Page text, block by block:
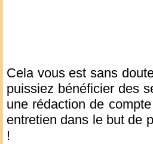
Cela vous est sans
puissiez bénéficier des
une rédaction de
entretien dans le but de
!